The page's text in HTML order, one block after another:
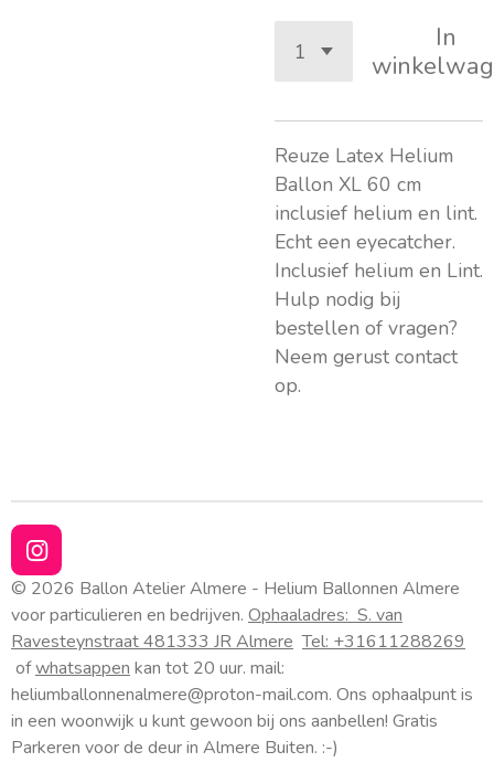
In
Reuze Latex Helium
Ballon XL 60 cm
inclusief helium en lint.
Echt een eyecatcher.
Inclusief helium en Lint.
Hulp nodig bij
bestellen of vragen?
Neem gerust contact
op.
I
n
s
t
a
g
r
a
m
© 2026 Ballon Atelier Almere - Helium Ballonnen Almere
voor particulieren en bedrijven. Ophaaladres: S. van
Ravesteynstraat 481333 JR Almere Tel: +31611288269
ofwhatsappen kan tot 20 uur. mail:
heliumballonnenalmere@proton-mail.com. Ons ophaalpunt is
in een woonwijk u kunt gewoon bij ons aanbellen! Gratis
Parkeren voor de deur in Almere Buiten. :-)